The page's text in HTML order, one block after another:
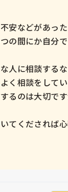
安などがあった
の間にか自分
人に相談する
く相談をしてい
るのは大切で
てくだされば心